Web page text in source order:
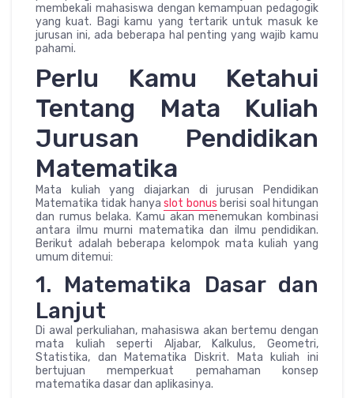
membekali mahasiswa dengan kemampuan pedagogik
yang kuat. Bagi kamu yang tertarik untuk masuk ke
jurusan ini, ada beberapa hal penting yang wajib kamu
pahami.
Perlu Kamu Ketahui
Tentang Mata Kuliah
Jurusan Pendidikan
Matematika
Mata kuliah yang diajarkan di jurusan Pendidikan
Matematika tidak hanyaslot bonus berisi soal hitungan
dan rumus belaka. Kamu akan menemukan kombinasi
antara ilmu murni matematika dan ilmu pendidikan.
Berikut adalah beberapa kelompok mata kuliah yang
umum ditemui:
1. Matematika Dasar dan
Lanjut
Di awal perkuliahan, mahasiswa akan bertemu dengan
mata kuliah seperti Aljabar, Kalkulus, Geometri,
Statistika, dan Matematika Diskrit. Mata kuliah ini
bertujuan memperkuat pemahaman konsep
matematika dasar dan aplikasinya.